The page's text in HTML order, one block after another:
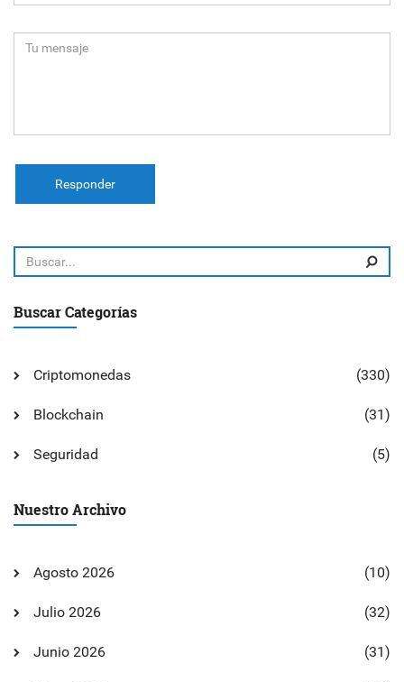
Responder
Buscar Categorías
Criptomonedas (330)
Blockchain (31)
Seguridad (5)
Nuestro Archivo
Agosto 2026 (10)
Julio 2026 (32)
Junio 2026 (31)